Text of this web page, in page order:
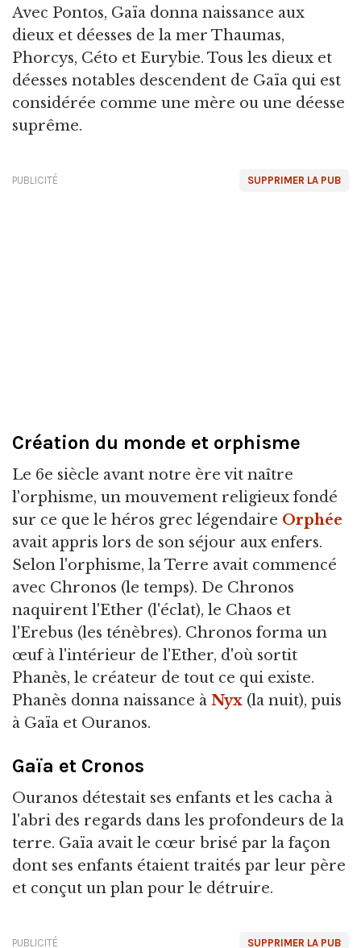
Avec Pontos, Gaïa donna naissance aux
dieux et déesses de la mer Thaumas,
Phorcys, Céto et Eurybie. Tous les dieux et
déesses notables descendent de Gaïa qui est
considérée comme une mère ou une déesse
suprême.
SUPPRIMER LA PUB
PUBLICITÉ
Création du monde et orphisme
Le 6e siècle avant notre ère vit naître
l'orphisme, un mouvement religieux fondé
sur ce que le héros grec légendaire Orphée
avait appris lors de son séjour aux enfers.
Selon l'orphisme, la Terre avait commencé
avec Chronos (le temps). De Chronos
naquirent l'Ether (l'éclat), le Chaos et
l'Erebus (les ténèbres). Chronos forma un
œuf à l'intérieur de l'Ether, d'où sortit
Phanès, le créateur de tout ce qui existe.
Phanès donna naissance à Nyx (la nuit), puis
à Gaïa et Ouranos.
Gaïa et Cronos
Ouranos détestait ses enfants et les cacha à
l'abri des regards dans les profondeurs de la
terre. Gaïa avait le cœur brisé par la façon
dont ses enfants étaient traités par leur père
et conçut un plan pour le détruire.
SUPPRIMER LA PUB
PUBLICITÉ